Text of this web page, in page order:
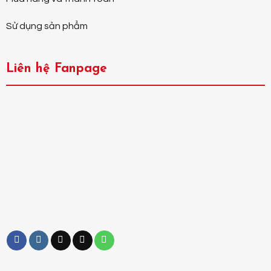
Sử dụng sản phẩm
Liên hệ Fanpage